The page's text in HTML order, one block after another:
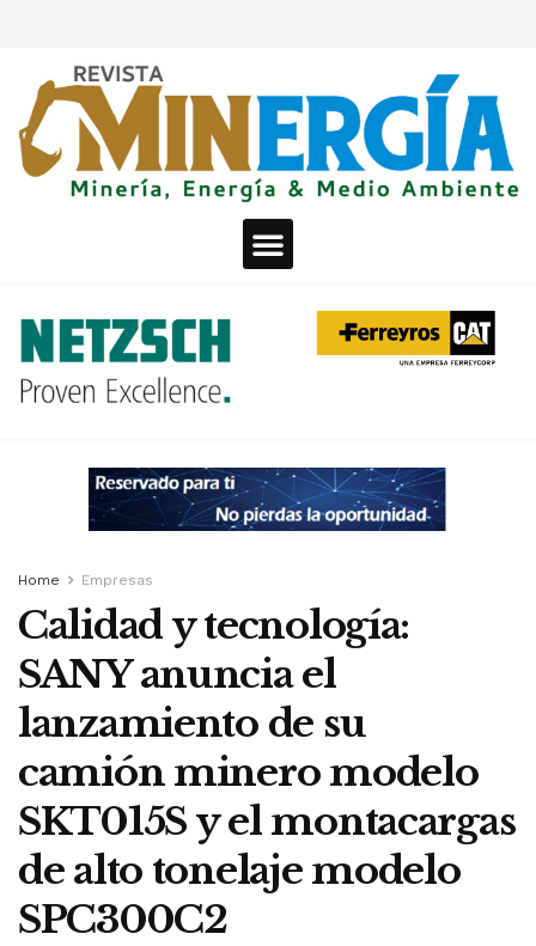
Home Empresas
Calidad y tecnología:
SANY anuncia el
lanzamiento de su
camión minero modelo
SKT015S y el montacargas
de alto tonelaje modelo
SPC300C2